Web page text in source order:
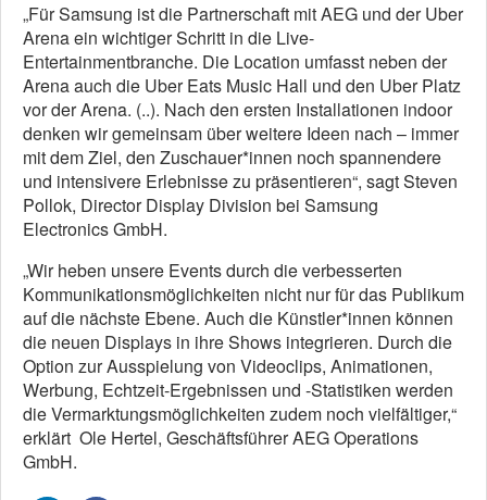
„Für Samsung ist die Partnerschaft mit AEG und der Uber
Arena ein wichtiger Schritt in die Live-
Entertainmentbranche. Die Location umfasst neben der
Arena auch die Uber Eats Music Hall und den Uber Platz
vor der Arena. (..). Nach den ersten Installationen indoor
denken wir gemeinsam über weitere Ideen nach – immer
mit dem Ziel, den Zuschauer*innen noch spannendere
und intensivere Erlebnisse zu präsentieren“, sagt Steven
Pollok, Director Display Division bei Samsung
Electronics GmbH.
„Wir heben unsere Events durch die verbesserten
Kommunikationsmöglichkeiten nicht nur für das Publikum
auf die nächste Ebene. Auch die Künstler*innen können
die neuen Displays in ihre Shows integrieren. Durch die
Option zur Ausspielung von Videoclips, Animationen,
Werbung, Echtzeit-Ergebnissen und -Statistiken werden
die Vermarktungsmöglichkeiten zudem noch vielfältiger,“
erklärt Ole Hertel, Geschäftsführer AEG Operations
GmbH.